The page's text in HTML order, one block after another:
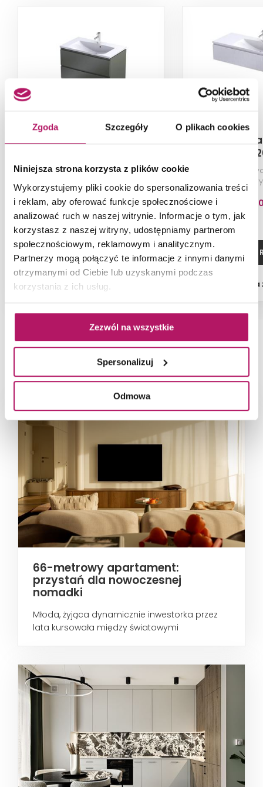
Zgoda Szczegóły O plikach cookies
Niniejsza strona korzysta z plików cookie
Wykorzystujemy pliki cookie do spersonalizowania treści
i reklam, aby oferować funkcje społecznościowe i
analizować ruch w naszej witrynie. Informacje o tym, jak
korzystasz z naszej witryny, udostępniamy partnerom
społecznościowym, reklamowym i analitycznym.
Partnerzy mogą połączyć te informacje z innymi danymi
otrzymanymi od Ciebie lub uzyskanymi podczas
korzystania z ich usług.
Zezwól na wszystkie
Spersonalizuj
Odmowa
Oristo Brylant OR36-
Szafka podumywalkowa 80 cm,
2 445,70 PLN
ZOBACZ PRODUKT
Dostępność: na zamówienie
Oristo
SD1S-
Szafka
biały mat
2
ZOBACZ
NAJNOWSZE ARTYKUŁY
66-metrowy apartament:
przystań dla nowoczesnej
nomadki
Młoda, żyjąca dynamicznie inwestorka przez
lata kursowała między światowymi